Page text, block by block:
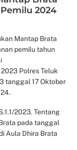
2024
Mantap Brata
pemilu tahun
Polres Teluk
tanggal 17 Oktober
2023. Tentang
pada tanggal
Aula Dhira Brata